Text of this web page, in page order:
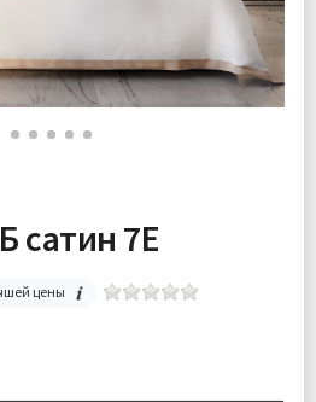
сатин 7Е
цены